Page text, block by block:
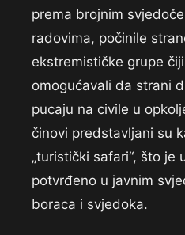
prema brojnim
radovima, počinile
ekstremističke grupe
omogućavali da strani
pucaju na civile u
činovi predstavljani su
„turistički safari“, što je
potvrđeno u javnim
boraca i svjedoka.